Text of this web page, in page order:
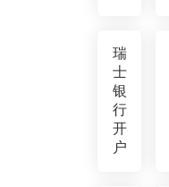
瑞
士
银
行
开
户